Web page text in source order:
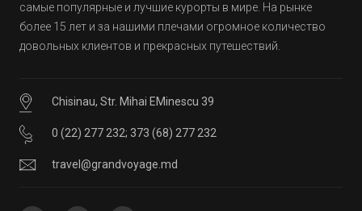
самые популярные и лучшие курорты в мире. На рынке
более 15 лет и за нашими плечами огромное количество
довольных клиентов и прекрасных путешествий.
Chisinau, Str. Mihai EMinescu 39
0 (22) 277 232; 373 (68) 277 232
travel@grandvoyage.md